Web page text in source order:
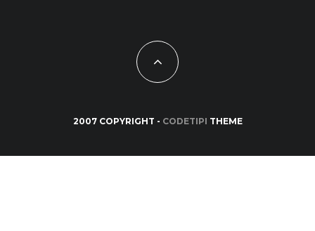
2007 COPYRIGHT - CODETIPI THEME